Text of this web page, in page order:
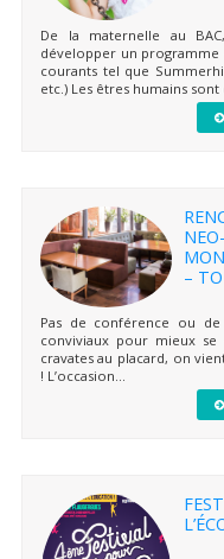
De la maternelle au
développer un
courants tel que
etc.) Les êtres humains
–
Pas de conférence ou
conviviaux pour mieux
cravates au placard, on
! L’occasion...